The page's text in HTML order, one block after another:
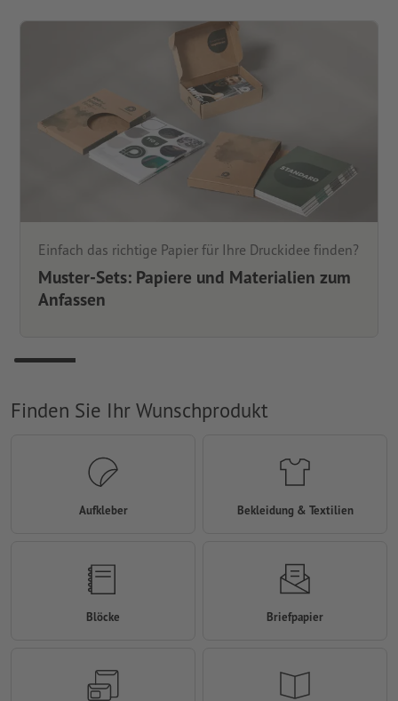
Einfach das richtige Papier für Ihre Druckidee finden?
Muster-Sets: Papiere und Materialien zum
Anfassen
Finden Sie Ihr Wunschprodukt
Aufkleber Bekleidung & Textilien
Blöcke Briefpapier